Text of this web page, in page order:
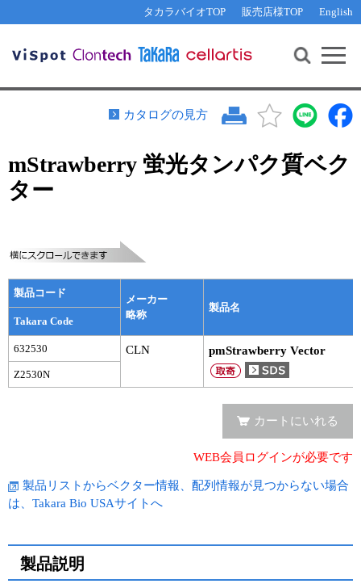
タカラバイオTOP 販売店様TOP English
機能解析・サイレンシング
PCR・等温増幅
リアルタイムPCR（qPCR）
テクニカルサポートライン
その他 ライセンスに関するご相談
遺伝子組換え生物該当製品
研究支援ツール
Cut-Site Navigator 制限酵素切断サイトの検索
In-Fusion Cloning プライマー設計
抗体検索サイト
リアルタイムPCR
リアルタイムPCR（プローブ法）
プライマー・プローブ検索・注文
機器ソフトウェア・ベクター配列ダウンロード
実験ガイド
幹細胞・再生医療研究ガイド
細胞選択ガイド
お問い合わせ WEB会員登録
カタログの見方
mStrawberry 蛍光タンパク質ベク
ター
製品コード
メーカー
略称
製品名
Takara Code
632530 CLN pmStrawberry Vector
Z2530N
カートにいれる
WEB会員ログインが必要です
製品リストからベクター情報、配列情報が見つからない場合
は、Takara Bio USAサイトへ
製品説明